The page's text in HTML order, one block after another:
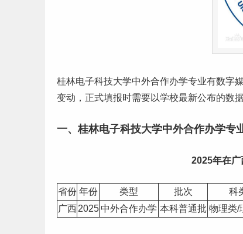
桂林电子科技大学中外合作办学专业有数字
变动，正式填报时需要以学校最新公布的数据
一、桂林电子科技大学中外合作办学专
2025年在广
省份 年份 类型 批次 科
广西 2025 中外合作办学 本科普通批 物理类/